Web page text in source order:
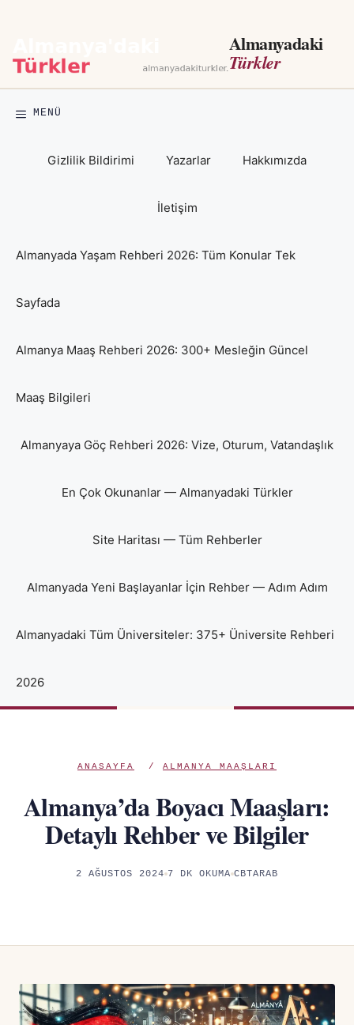
Almanyadaki
Türkler
MENÜ
Gizlilik Bildirimi Yazarlar Hakkımızda
İletişim
Almanyada Yaşam Rehberi 2026: Tüm Konular Tek
Sayfada
Almanya Maaş Rehberi 2026: 300+ Mesleğin Güncel
Maaş Bilgileri
Almanyaya Göç Rehberi 2026: Vize, Oturum, Vatandaşlık
En Çok Okunanlar — Almanyadaki Türkler
Site Haritası — Tüm Rehberler
Almanyada Yeni Başlayanlar İçin Rehber — Adım Adım
Almanyadaki Tüm Üniversiteler: 375+ Üniversite Rehberi
2026
ANASAYFA / ALMANYA MAAŞLARI
Almanya’da Boyacı Maaşları:
Detaylı Rehber ve Bilgiler
2 AĞUSTOS 2024 7 DK OKUMA CBTARAB